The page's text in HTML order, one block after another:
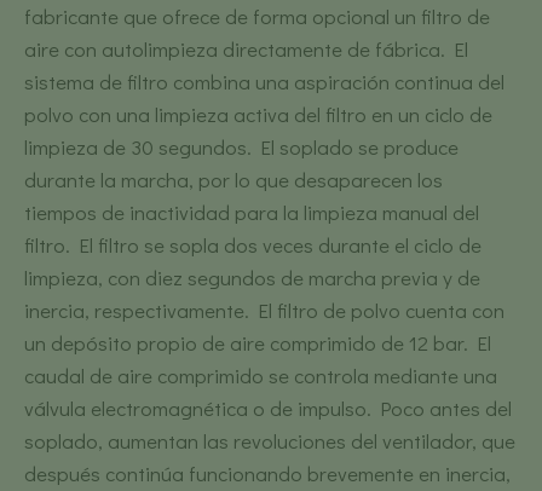
fabricante que ofrece de forma opcional un filtro de
aire con autolimpieza directamente de fábrica. El
sistema de filtro combina una aspiración continua del
polvo con una limpieza activa del filtro en un ciclo de
limpieza de 30 segundos. El soplado se produce
durante la marcha, por lo que desaparecen los
tiempos de inactividad para la limpieza manual del
filtro. El filtro se sopla dos veces durante el ciclo de
limpieza, con diez segundos de marcha previa y de
inercia, respectivamente. El filtro de polvo cuenta con
un depósito propio de aire comprimido de 12 bar. El
caudal de aire comprimido se controla mediante una
válvula electromagnética o de impulso. Poco antes del
soplado, aumentan las revoluciones del ventilador, que
después continúa funcionando brevemente en inercia,